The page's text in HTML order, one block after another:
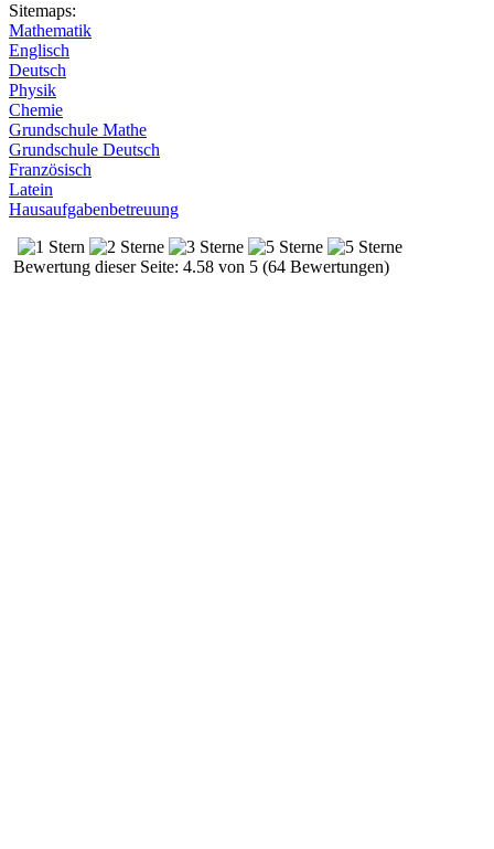
Sitemaps:
Mathematik
Englisch
Deutsch
Physik
Chemie
Grundschule Mathe
Grundschule Deutsch
Französisch
Latein
Hausaufgabenbetreuung
Bewertung dieser Seite: 4.58 von 5 (64 Bewertungen)